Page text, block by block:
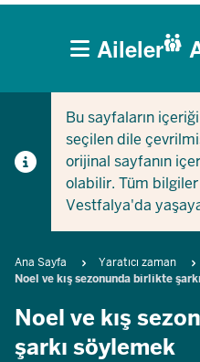
CURRENT SECTION
CURRENT SECTION
HAUPTNAVIGATION
(BÜRGERBEREICH
Aileler
Bu sayfaların
seçilen dile
orijinal sayfanın
olabilir. Tüm
Vestfalya'da
Breadcrumb
Ana Sayfa
Yaratıcı zaman
Noel ve kış sezonunda birlikte
Noel ve kış
şarkı söylemek